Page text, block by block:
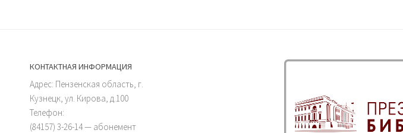
КОНТАКТНАЯ ИНФОРМАЦИЯ
Адрес: Пензенская область, г.
Кузнецк, ул. Кирова, д.100
Телефон:
(84157) 3-26-14 — абонемент